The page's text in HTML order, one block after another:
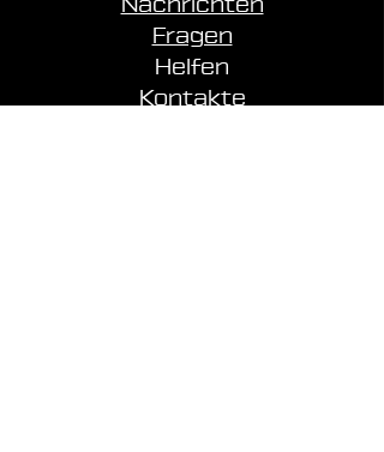
Nachrichten
Fragen
Helfen
Kontakte